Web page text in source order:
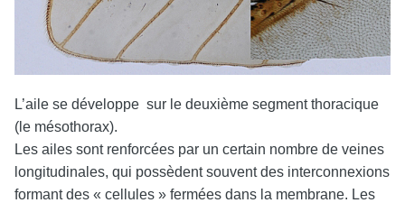
L’aile se développe sur le deuxième segment thoracique
(le mésothorax).
Les ailes sont renforcées par un certain nombre de veines
longitudinales, qui possèdent souvent des interconnexions
formant des « cellules » fermées dans la membrane. Les